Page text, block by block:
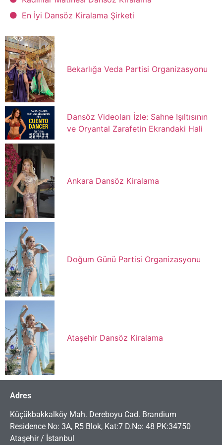
En İyi Dansöz Kiralama Şirketi
Bekarlığa Veda Partisi Organizasyonu
Dansöz Videoları İzle: Sahne Işıltısının
ve Oryantal Zarafetin Ekrandaki Hali
Ankara Dansöz Kiralama
Doğum Günü Partisi Organizasyonu
Ataşehir Dansöz Kiralama
Adres
Küçükbakkalköy Mah. Dereboyu Cad. Brandium
Residence No: 3A, R5 Blok, Kat:7 D.No: 48 PK:34750
Ataşehir / İstanbul